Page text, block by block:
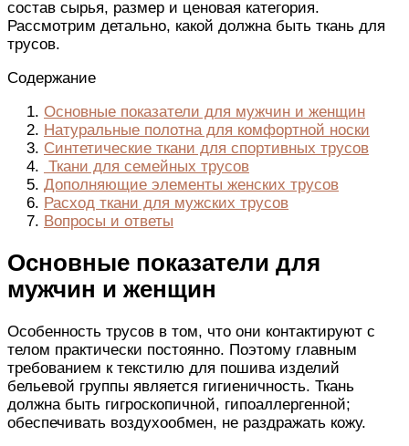
состав сырья, размер и ценовая категория.
Рассмотрим детально, какой должна быть ткань для
трусов.
Содержание
Основные показатели для мужчин и женщин
Натуральные полотна для комфортной носки
Синтетические ткани для спортивных трусов
Ткани для семейных трусов
Дополняющие элементы женских трусов
Расход ткани для мужских трусов
Вопросы и ответы
Основные показатели для
мужчин и женщин
Особенность трусов в том, что они контактируют с
телом практически постоянно. Поэтому главным
требованием к текстилю для пошива изделий
бельевой группы является гигиеничность. Ткань
должна быть гигроскопичной, гипоаллергенной;
обеспечивать воздухообмен, не раздражать кожу.